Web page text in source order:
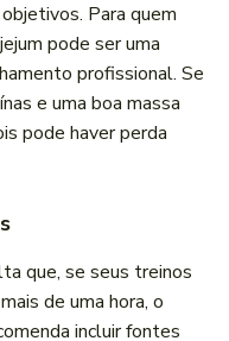
Para quem
pode ser uma
profissional. Se
e uma boa massa
pode haver perda
que, se seus treinos
de uma hora, o
incluir fontes